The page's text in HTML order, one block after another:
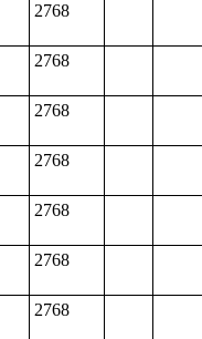
2768
2768
2768
2768
2768
2768
2768